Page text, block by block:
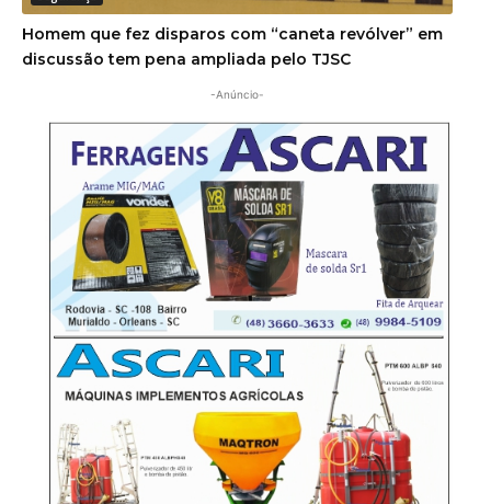
Homem que fez disparos com “caneta revólver” em
discussão tem pena ampliada pelo TJSC
-Anúncio-